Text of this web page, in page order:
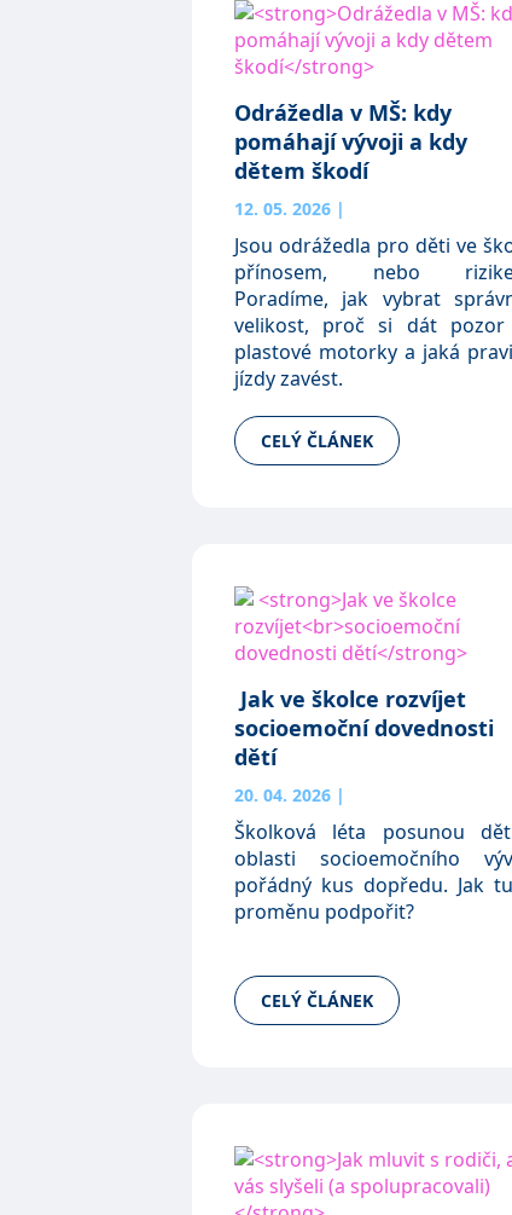
Odrážedla v MŠ: kdy
pomáhají vývoji a kdy
dětem škodí
12. 05. 2026 |
Jsou odrážedla pro děti ve
přínosem, nebo
Poradíme, jak vybrat
velikost, proč si dát pozor
plastové motorky a jaká
jízdy zavést.
CELÝ ČLÁNEK
Jak ve školce rozvíjet
socioemoční dovednosti
dětí
20. 04. 2026 |
Školková léta posunou
oblasti socioemočního
pořádný kus dopředu. Jak
proměnu podpořit?
CELÝ ČLÁNEK